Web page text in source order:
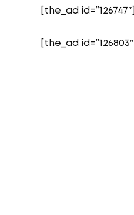
[the_ad id=”126747″]
[the_ad id=”126803″]